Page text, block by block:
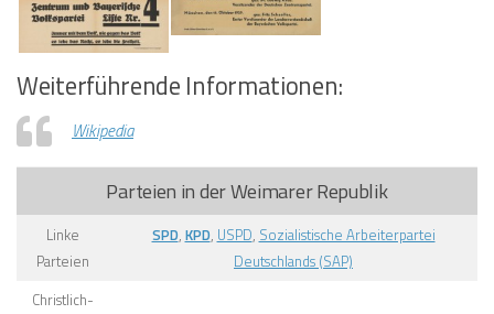
Weiterführende Informationen:
Wikipedia
Parteien in der Weimarer Republik
Linke
Parteien
SPD, KPD, USPD, Sozialistische Arbeiterpartei
Deutschlands (SAP)
Christlich-